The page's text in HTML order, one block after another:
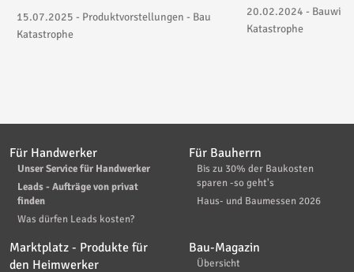
15.07.2025 - Produktvorstellungen - Bau
Katastrophe
20.02.2024 -
Katastrophe
Für Handwerker
Unser Service für Handwerker
Leads - Aufträge von privat
finden
Was dürfen Leads kosten?
Für Bauherrn
Bis zu 30% der Baukosten
sparen -so geht's
Haus- und Baumessen 2026
Marktplatz - Produkte für
den Heimwerker
Bau-Magazin
Übersicht